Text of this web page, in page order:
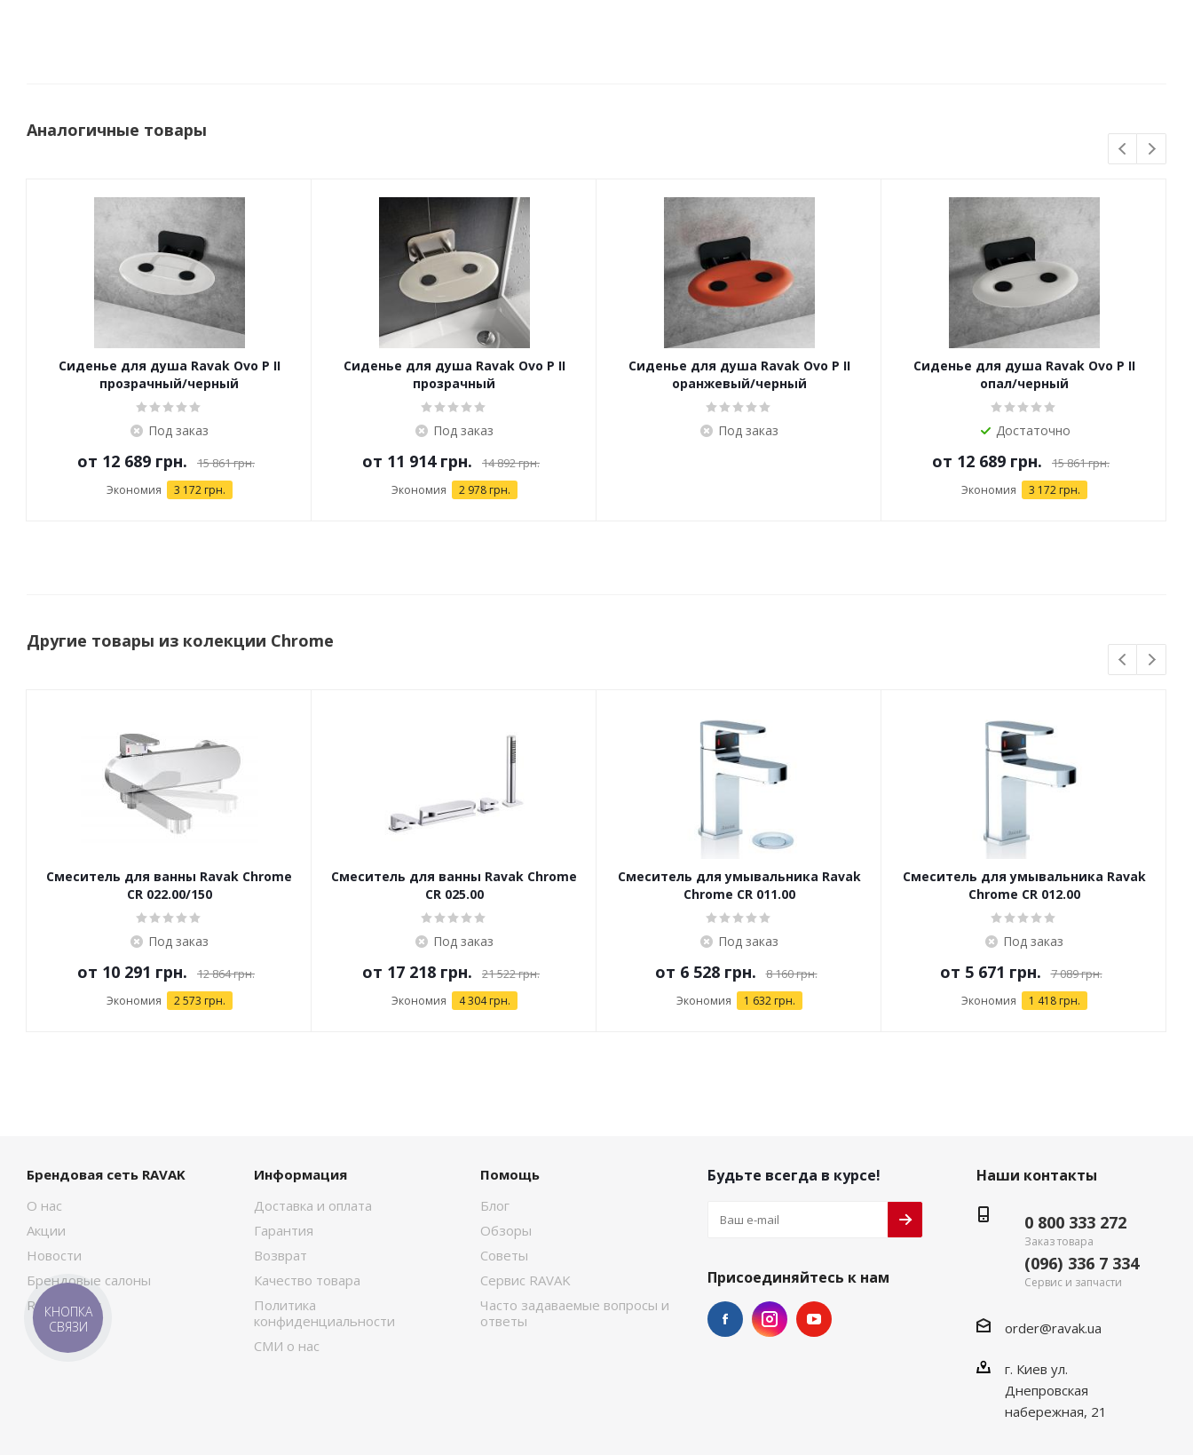
Аналогичные товары
Сиденье для душа Ravak Ovo P II
прозрачный/черный
Под заказ
от 12 689 грн. 15 861 грн.
Экономия 3 172 грн.
Сиденье для душа Ravak Ovo P II
прозрачный
Под заказ
от 11 914 грн. 14 892 грн.
Экономия 2 978 грн.
Сиденье для душа Ravak Ovo P II
оранжевый/черный
Под заказ
Сиденье для душа Ravak Ovo P II
опал/черный
Достаточно
от 12 689 грн. 15 861 грн.
Экономия 3 172 грн.
Другие товары из колекции Chrome
Смеситель для ванны Ravak Chrome
CR 022.00/150
Под заказ
от 10 291 грн. 12 864 грн.
Экономия 2 573 грн.
Смеситель для ванны Ravak Chrome
CR 025.00
Под заказ
от 17 218 грн. 21 522 грн.
Экономия 4 304 грн.
Смеситель для умывальника Ravak
Chrome CR 011.00
Под заказ
от 6 528 грн. 8 160 грн.
Экономия 1 632 грн.
Смеситель для умывальника Ravak
Chrome CR 012.00
Под заказ
от 5 671 грн. 7 089 грн.
Экономия 1 418 грн.
Брендовая сеть RAVAK
О нас
Акции
Новости
Брендовые салоны
RAVAK Сток
Информация
Доставка и оплата
Гарантия
Возврат
Качество товара
Политика
конфиденциальности
СМИ о нас
Помощь
Блог
Обзоры
Советы
Сервис RAVAK
Часто задаваемые вопросы и
ответы
Будьте всегда в курсе!
Присоединяйтесь к нам
Наши контакты
0 800 333 272
Заказ товара
(096) 336 7 334
Сервис и запчасти
order@ravak.ua
г. Киев ул.
Днепровская
набережная, 21
КНОПКА
СВЯЗИ